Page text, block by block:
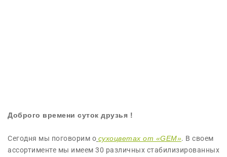
Доброго времени суток друзья !
Сегодня мы поговорим о сухоцветах от «GEM». В своем
ассортименте мы имеем 30 различных стабилизированных